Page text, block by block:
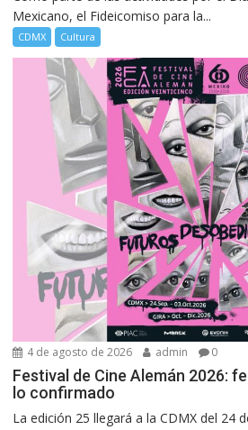
Mexicano, el Fideicomiso para la...
CDMX Cultura
4 de agosto de 2026 admin 0
Festival de Cine Alemán 2026:
lo confirmado
La edición 25 llegará a la CDMX del 24